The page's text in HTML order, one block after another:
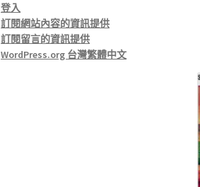
登入
訂閱網站內容的資訊提供
訂閱留言的資訊提供
WordPress.org 台灣繁體中文